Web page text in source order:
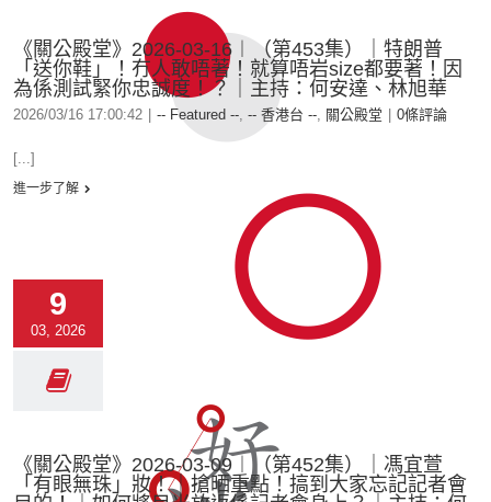
《關公殿堂》2026-03-16︱（第453集）｜特朗普
「送你鞋」！冇人敢唔著！就算唔岩size都要著！因
為係測試緊你忠誠度！？｜主持：何安達、林旭華
2026/03/16 17:00:42 -- Featured --, -- 香港台 --, 關公殿堂 0條評論
[...]
進一步了解
9
03, 2026
《關公殿堂》2026-03-09︱（第452集）｜馮宜萱
「有眼無珠」妝！｜搶晒重點！搞到大家忘記記者會